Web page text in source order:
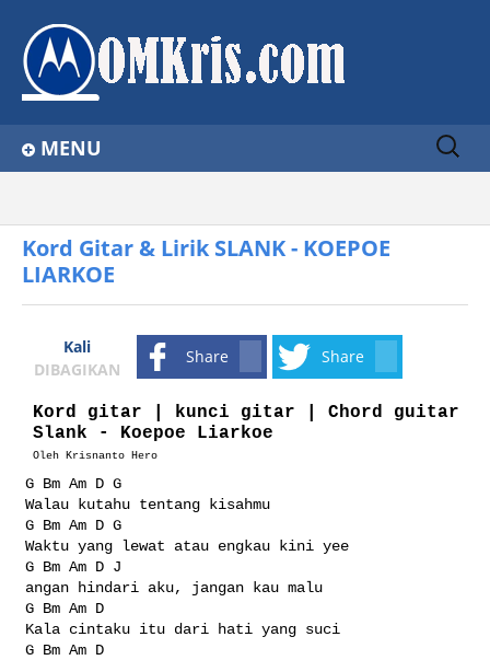
MENU
About
Contact Us
Disclaimer
Sear
ch
Kord Gitar & Lirik SLANK - KOEPOE
LIARKOE
Kali
DIBAGIKAN
Share Share
Kord gitar | kunci gitar | Chord guitar
Slank - Koepoe Liarkoe
Oleh Krisnanto Hero
G Bm Am D G
Walau kutahu tentang kisahmu
G Bm Am D G
Waktu yang lewat atau engkau kini yee
G Bm Am D J
angan hindari aku, jangan kau malu
G Bm Am D
Kala cintaku itu dari hati yang suci
G Bm Am D